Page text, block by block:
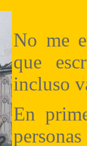
No me
que
incluso
En